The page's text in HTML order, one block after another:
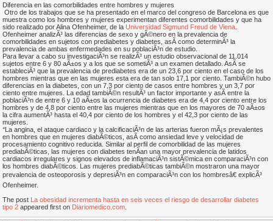
Diferencia en las comorbilidades entre hombres y mujeres
Otro de los trabajos que se ha presentado en el marco del congreso de Barcelona es que
muestra como los hombres y mujeres experimentan diferentes comorbilidades y que ha
sido realizado por Alina Ofenheimer, de la Universidad Sigmund Freud de Viena
Ofenheimer analizÃ³ las diferencias de sexo y gÃ©nero en la prevalencia de
comorbilidades en sujetos con prediabetes y diabetes, asÃ­ como determinÃ³ la
prevalencia de ambas enfermedades en su poblaciÃ³n de estudio.
Para llevar a cabo su investigaciÃ³n se realizÃ³ un estudio observacional de 11.014
sujetos entre 6 y 80 aÃ±os y a los que se sometiÃ³ a un examen detallado. AsÃ­ se
estableciÃ³ que la prevalencia de prediabetes era de un 23,6 por ciento en el caso de los
hombres mientras que en las mujeres esta era de tan solo 17,1 por ciento. TambiÃ©n hubo
diferencias en la diabetes, con un 7,3 por ciento de casos entre hombres y un 3,7 por
ciento entre mujeres. La edad tambiÃ©n resultÃ³ un factor importante y asÃ­ entre la
poblaciÃ³n de entre 6 y 10 aÃ±os la ocurrencia de diabetes era de 4,4 por ciento entre los
hombres y de 4,8 por ciento entre las mujeres mientras que en los mayores de 70 aÃ±os
la cifra aumentÃ³ hasta el 40,4 por ciento de los hombres y el 42,3 por ciento de las
mujeres.
“La angina, el ataque cardiaco y la calcificaciÃ³n de las arterias fueron mÃ¡s prevalentes
en hombres que en mujeres diabÃ©ticos, asÃ­ como ansiedad leve y velocidad de
procesamiento cognitivo reducida. Similar al perfil de comorbilidad de las mujeres
prediabÃ©ticas, las mujeres con diabetes tenÃ­an una mayor prevalencia de latidos
cardiacos irregulares y signos elevados de inflamaciÃ³n sistÃ©mica en comparaciÃ³n con
los hombres diabÃ©ticos. Las mujeres prediabÃ©ticas tambiÃ©n mostraron una mayor
prevalencia de osteoporosis y depresiÃ³n en comparaciÃ³n con los hombresâ€ explicÃ³
Ofenheimer.
The post La obesidad incrementa hasta en seis veces el riesgo de desarrollar diabetes
tipo 2 appeared first on Diariomedico.com